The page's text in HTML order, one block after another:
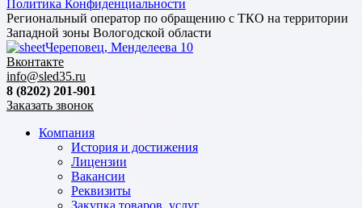
Политика Конфиденциальности
Региональный оператор по обращению с ТКО на территории
Западной зоны Вологодской области
Череповец, Менделеева 10
Вконтакте
info@sled35.ru
8 (8202) 201-901
Заказать звонок
Компания
История и достижения
Лицензии
Вакансии
Реквизиты
Закупка товаров, услуг